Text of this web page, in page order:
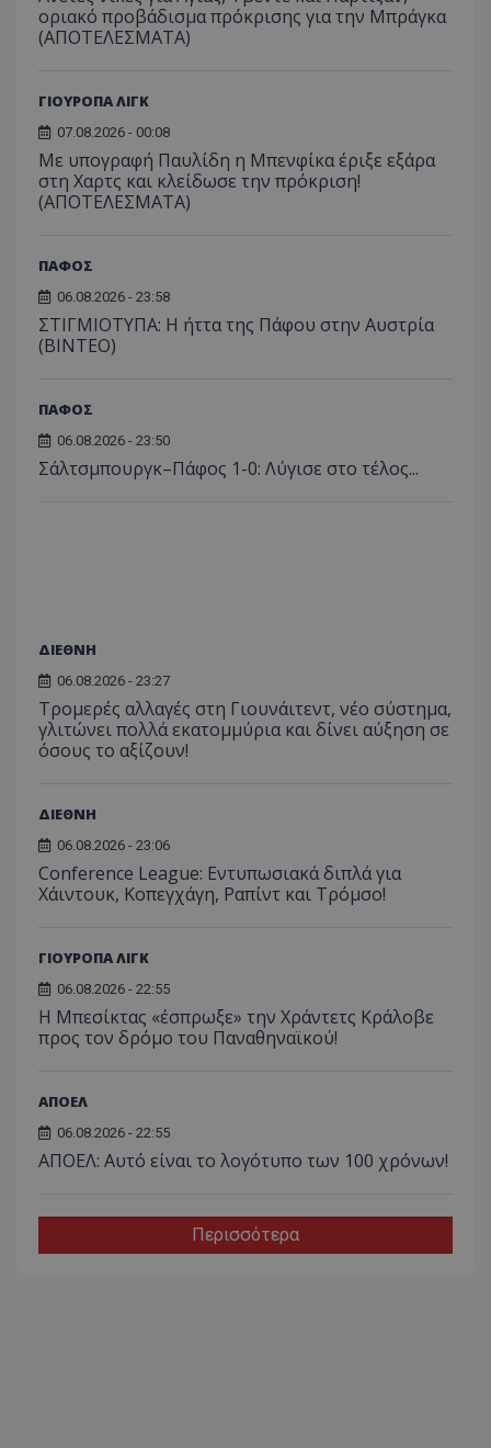
οριακό προβάδισμα πρόκρισης για την Μπράγκα
(ΑΠΟΤΕΛΕΣΜΑΤΑ)
ΓΙΟΥΡΟΠΑ ΛΙΓΚ
07.08.2026 - 00:08
Με υπογραφή Παυλίδη η Μπενφίκα έριξε εξάρα
στη Χαρτς και κλείδωσε την πρόκριση!
(ΑΠΟΤΕΛΕΣΜΑΤΑ)
ΠΑΦΟΣ
06.08.2026 - 23:58
ΣΤΙΓΜΙΟΤΥΠΑ: Η ήττα της Πάφου στην Αυστρία
(ΒΙΝΤΕΟ)
ΠΑΦΟΣ
06.08.2026 - 23:50
Σάλτσμπουργκ–Πάφος 1-0: Λύγισε στο τέλος...
ΔΙΕΘΝΗ
06.08.2026 - 23:27
Τρομερές αλλαγές στη Γιουνάιτεντ, νέο σύστημα,
γλιτώνει πολλά εκατομμύρια και δίνει αύξηση σε
όσους το αξίζουν!
ΔΙΕΘΝΗ
06.08.2026 - 23:06
Conference League: Εντυπωσιακά διπλά για
Χάιντουκ, Κοπεγχάγη, Ραπίντ και Τρόμσο!
ΓΙΟΥΡΟΠΑ ΛΙΓΚ
06.08.2026 - 22:55
Η Μπεσίκτας «έσπρωξε» την Χράντετς Κράλοβε
προς τον δρόμο του Παναθηναϊκού!
ΑΠΟΕΛ
06.08.2026 - 22:55
ΑΠΟΕΛ: Αυτό είναι το λογότυπο των 100 χρόνων!
Περισσότερα